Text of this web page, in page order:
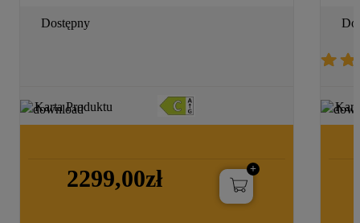
Dostępny
Karta Produktu
2299,00zł